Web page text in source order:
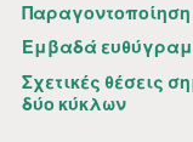
Παραγοντοποίηση
Εμβαδά
Σχετικές θέσεις
δύο κύκλων